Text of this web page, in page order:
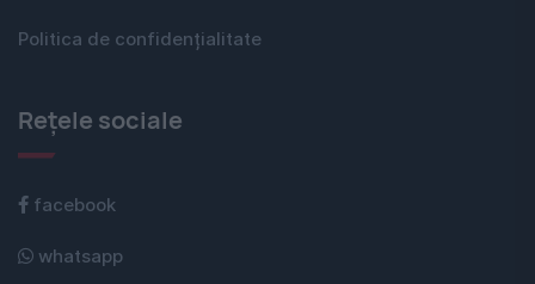
Politica de confidențialitate
Rețele sociale
facebook
whatsapp